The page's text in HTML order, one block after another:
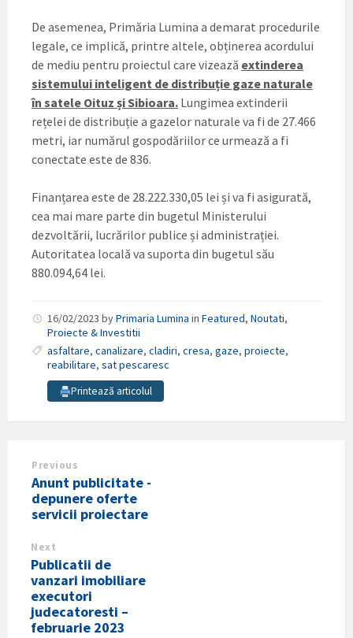
De asemenea, Primăria Lumina a demarat procedurile
legale, ce implică, printre altele, obținerea acordului
de mediu pentru proiectul care vizează extinderea
sistemului inteligent de distribuție gaze naturale
în satele Oituz și Sibioara. Lungimea extinderii
rețelei de distribuție a gazelor naturale va fi de 27.466
metri, iar numărul gospodăriilor ce urmează a fi
conectate este de 836.
Finanțarea este de 28.222.330,05 lei și va fi asigurată,
cea mai mare parte din bugetul Ministerului
dezvoltării, lucrărilor publice și administrației.
Autoritatea locală va suporta din bugetul său
880.094,64 lei.
16/02/2023 byPrimaria Lumina in Featured, Noutati,
Proiecte & Investitii
asfaltare, canalizare, cladiri, cresa, gaze, proiecte,
reabilitare, sat pescaresc
Printează articolul
Previous
Anunt publicitate -
depunere oferte
servicii proiectare
Next
Publicatii de
vanzari imobiliare
executori
judecatoresti –
februarie 2023